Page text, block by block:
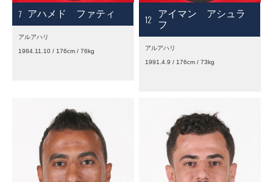
7 アハメド ファティ
アルアハリ
1984.11.10 / 176cm / 76kg
12
アイマン アシュラ
フ
アルアハリ
1991.4.9 / 176cm / 73kg